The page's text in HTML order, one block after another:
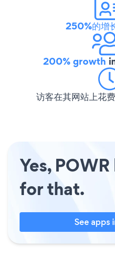
250%的增
200% growth
访客在其网站上花
Yes,
for that.
See apps